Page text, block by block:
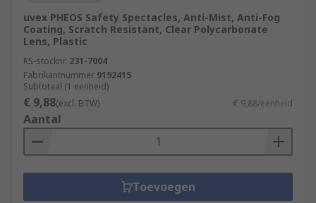
uvex PHEOS Safety Spectacles, Anti-Mist, Anti-Fog
Coating, Scratch Resistant, Clear Polycarbonate
Lens, Plastic
RS-stocknr. 231-7004
Fabrikantnummer 9192415
Subtotaal (1 eenheid)
€ 9,88(excl. BTW) € 9,88/eenheid
Aantal
Toevoegen